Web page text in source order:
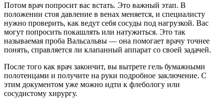
Потом врач попросит вас встать. Это важный этап. В
положении стоя давление в венах меняется, и специалисту
нужно проверить, как ведут себя сосуды под нагрузкой. Вас
могут попросить покашлять или натужиться. Это так
называемая проба Вальсальвы — она помогает врачу точнее
понять, справляется ли клапанный аппарат со своей задачей.
После того как врач закончит, вы вытрете гель бумажными
полотенцами и получите на руки подробное заключение. С
этим документом уже можно идти к флебологу или
сосудистому хирургу.